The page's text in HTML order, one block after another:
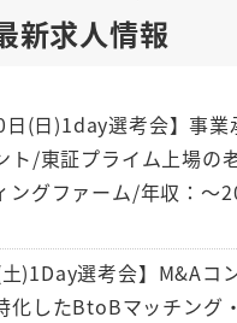
新求人情報
日(日)1day選考会】事
ト/東証プライム上場の
ングファーム/年収：～
土)1Day選考会】M&Aコ
化したBtoBマッチング